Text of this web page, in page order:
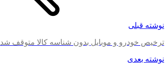
نوشته قبلی
ترخیص خودرو و موبایل بدون شناسه کالا متوقف شد
نوشته بعدی